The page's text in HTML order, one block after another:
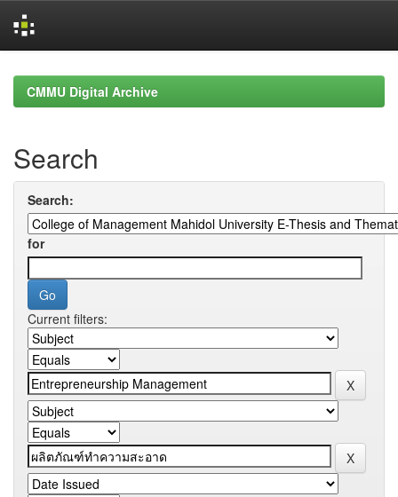
navigationCMMU Digital Archive
Search
Search:
for
Current filters: